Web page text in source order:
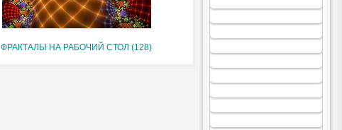
ФРАКТАЛЫ НА РАБОЧИЙ СТОЛ (128)